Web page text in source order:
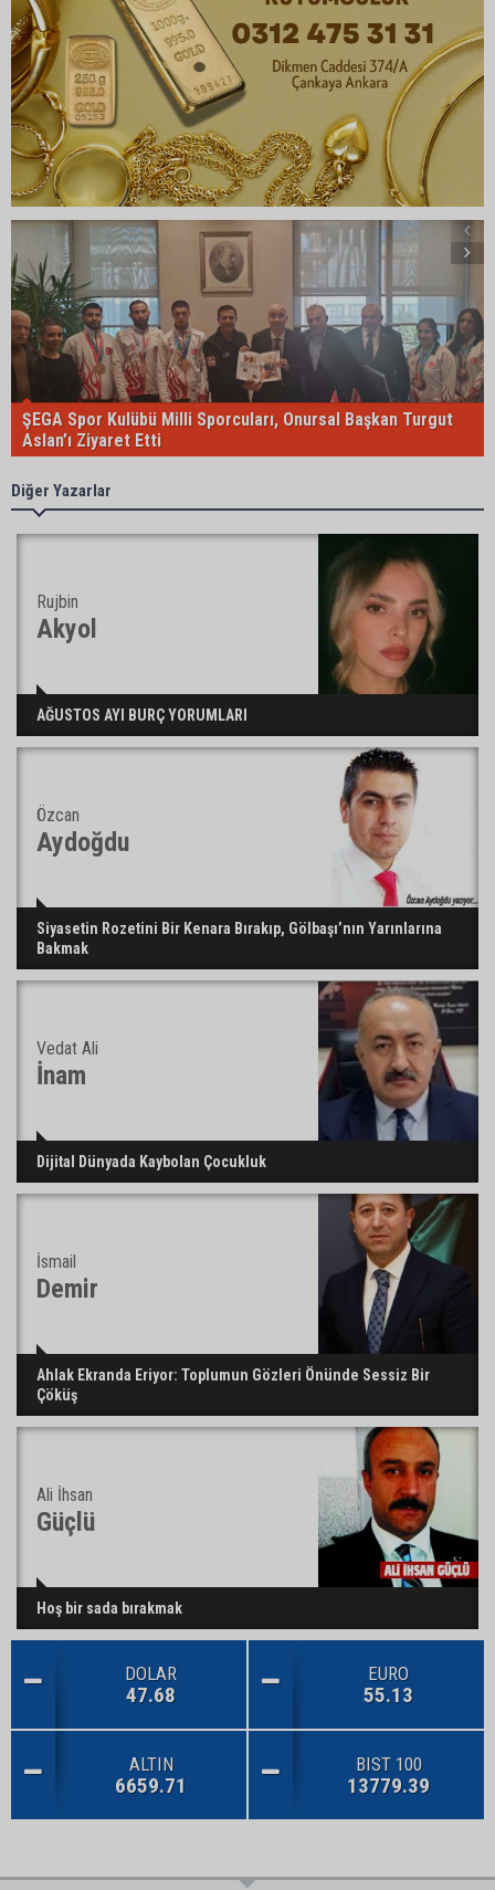
ŞEGA Spor Kulübü Milli Sporcuları, Onursal Başkan Turgut
Aslan’ı Ziyaret Etti
Diğer Yazarlar
Rujbin
Akyol
AĞUSTOS AYI BURÇ YORUMLARI
Özcan
Aydoğdu
Siyasetin Rozetini Bir Kenara Bırakıp, Gölbaşı’nın Yarınlarına
Bakmak
Vedat Ali
İnam
Dijital Dünyada Kaybolan Çocukluk
İsmail
Demir
Ahlak Ekranda Eriyor: Toplumun Gözleri Önünde Sessiz Bir
Çöküş
Ali İhsan
Güçlü
Hoş bir sada bırakmak
DOLAR
47.68
EURO
55.13
ALTIN
6659.71
BIST 100
13779.39